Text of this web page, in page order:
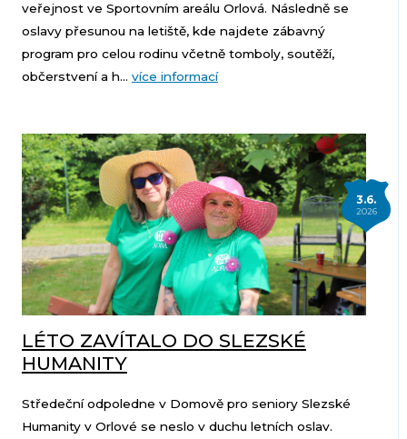
veřejnost ve Sportovním areálu Orlová. Následně se
oslavy přesunou na letiště, kde najdete zábavný
program pro celou rodinu včetně tomboly, soutěží,
občerstvení a h... více informací
3.6.
2026
LÉTO ZAVÍTALO DO SLEZSKÉ
HUMANITY
Středeční odpoledne v Domově pro seniory Slezské
Humanity v Orlové se neslo v duchu letních oslav.